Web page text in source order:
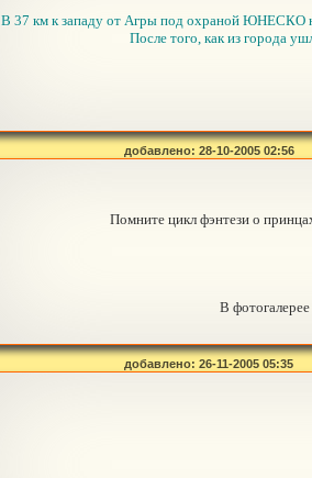
В 37 км к западу от Агры под охраной ЮНЕСКО
После того, как из города
добавлено: 28-10-2005 02:56
Помните цикл фэнтези о
В
добавлено: 26-11-2005 05:35